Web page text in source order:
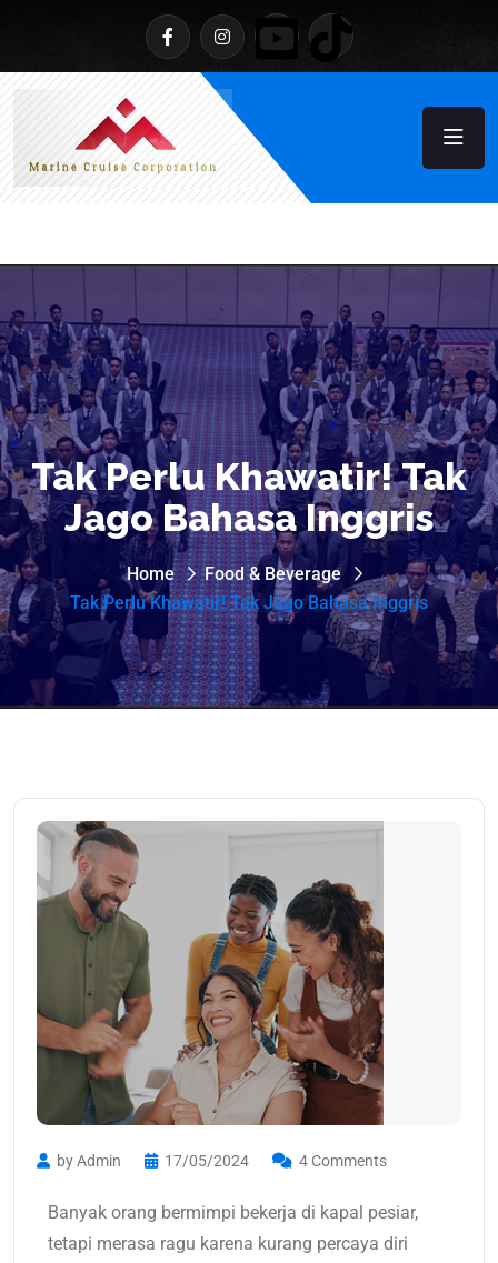
Tak Perlu Khawatir! Tak
Jago Bahasa Inggris
Home
Food & Beverage
Tak Perlu Khawatir! Tak Jago Bahasa Inggris
by Admin 17/05/2024 4 Comments
Banyak orang bermimpi bekerja di kapal pesiar,
tetapi merasa ragu karena kurang percaya diri